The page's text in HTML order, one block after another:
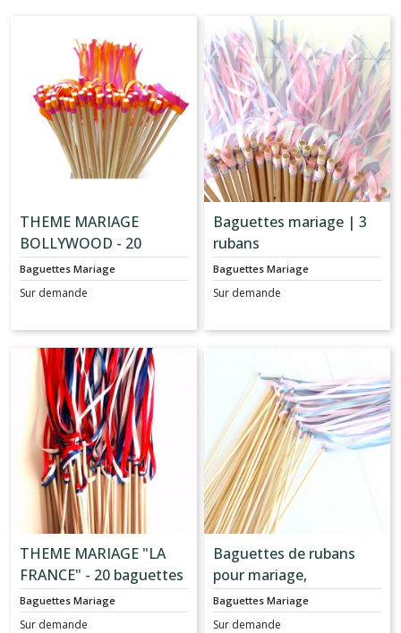
THEME MARIAGE
BOLLYWOOD - 20
Baguettes rubans pour
cérémonie de mariage
Baguettes Mariage
Sur demande
Baguettes mariage | 3
rubans
Baguettes Mariage
Sur demande
THEME MARIAGE "LA
FRANCE" - 20 baguettes
3 rubans pour sortie
d'eglise ou mairie
Baguettes Mariage
Sur demande
Baguettes de rubans
pour mariage,
anniversaire, baptême,
communion... en rose et
Baguettes Mariage
Sur demande